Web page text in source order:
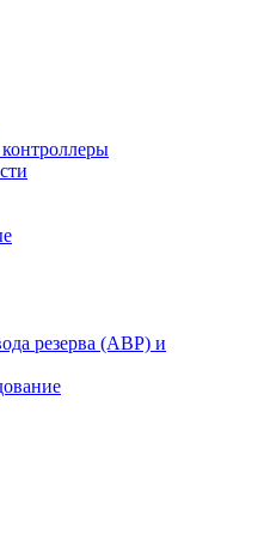
резерва (АВР) и